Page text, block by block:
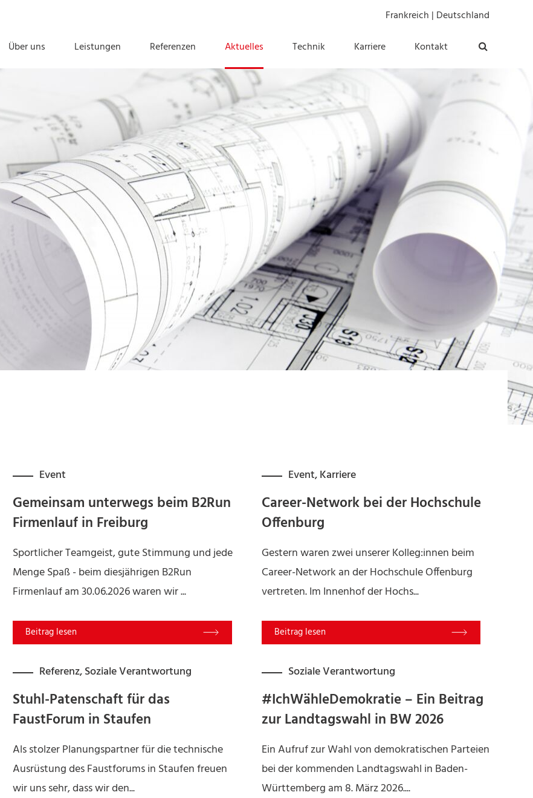
Frankreich | Deutschland
Über uns
Leistungen Referenzen Aktuelles Technik Karriere Kontakt
Event
Gemeinsam unterwegs beim B2Run
Firmenlauf in Freiburg
Sportlicher Teamgeist, gute Stimmung und jede
Menge Spaß - beim diesjährigen B2Run
Firmenlauf am 30.06.2026 waren wir ...
Event,Karriere
Career-Network bei der Hochschule
Offenburg
Gestern waren zwei unserer Kolleg:innen beim
Career-Network an der Hochschule Offenburg
vertreten. Im Innenhof der Hochs...
Referenz,Soziale Verantwortung
Stuhl-Patenschaft für das
FaustForum in Staufen
Als stolzer Planungspartner für die technische
Ausrüstung des Faustforums in Staufen freuen
wir uns sehr, dass wir den...
Soziale Verantwortung
#IchWähleDemokratie – Ein Beitrag
zur Landtagswahl in BW 2026
Ein Aufruf zur Wahl von demokratischen Parteien
bei der kommenden Landtagswahl in Baden-
Württemberg am 8. März 2026....